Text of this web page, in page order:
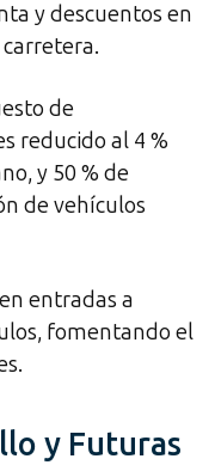
y descuentos en
de
reducido al 4 %
y 50 % de
de vehículos
entradas a
fomentando el
y Futuras